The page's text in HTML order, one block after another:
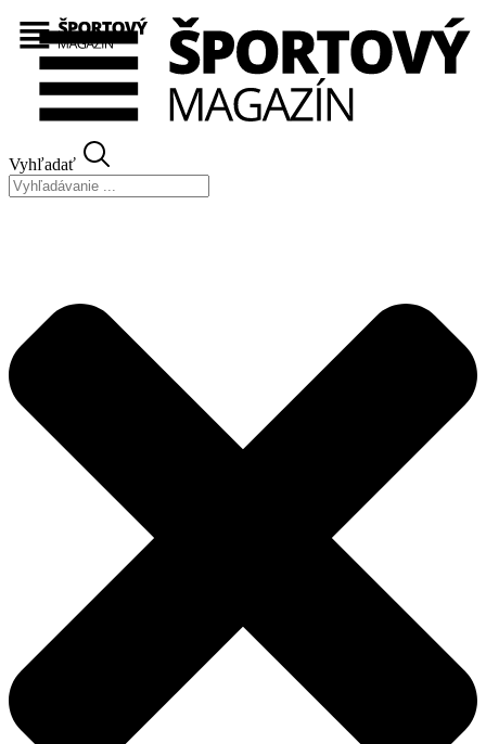
Preskočiť
na
obsah
Vyhľadať